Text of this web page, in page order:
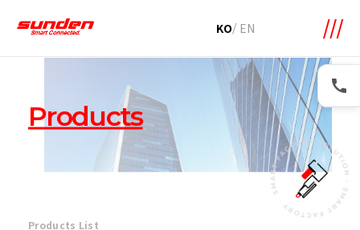
KO/ EN
Products
Products List